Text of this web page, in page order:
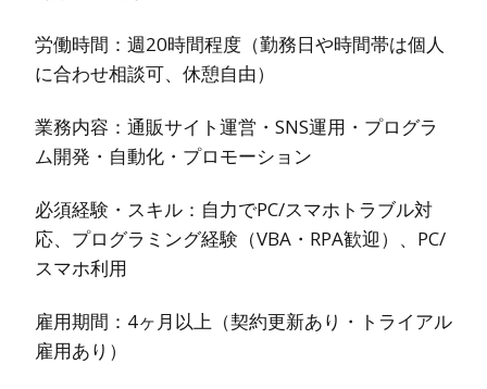
労働時間：週20時間程度（勤務日や時間帯は個人
に合わせ相談可、休憩自由）
業務内容：通販サイト運営・SNS運用・プログラ
ム開発・自動化・プロモーション
必須経験・スキル：自力でPC/スマホトラブル対
応、プログラミング経験（VBA・RPA歓迎）、PC/
スマホ利用
雇用期間：4ヶ月以上（契約更新あり・トライアル
雇用あり）